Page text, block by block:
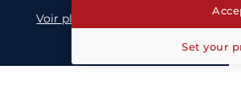
Voir plus
Set your